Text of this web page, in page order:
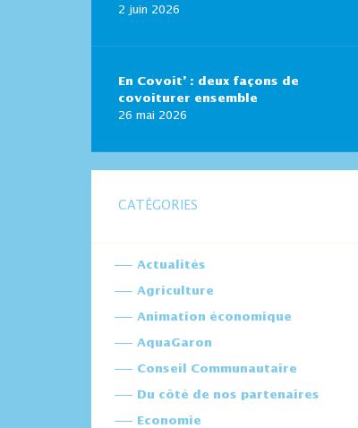
2 juin 2026
En Covoit’ : deux façons de
covoiturer ensemble
26 mai 2026
CATÉGORIES
Actualités
Agriculture
Animation économique
AquaGaron
Conseil Communautaire
Du côté de nos partenaires
Economie